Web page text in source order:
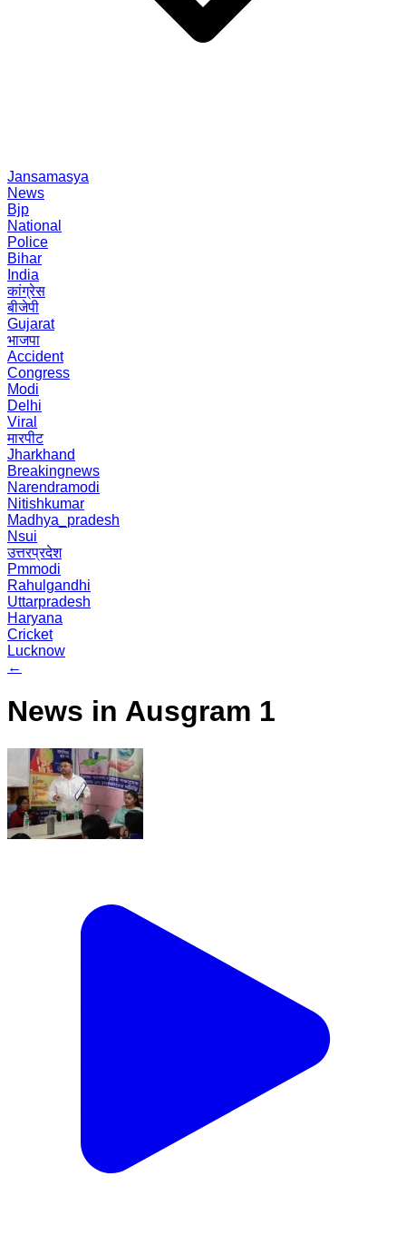
Jansamasya
News
Bjp
National
Police
Bihar
India
कांग्रेस
बीजेपी
Gujarat
भाजपा
Accident
Congress
Modi
Delhi
Viral
मारपीट
Jharkhand
Breakingnews
Narendramodi
Nitishkumar
Madhya_pradesh
Nsui
उत्तरप्रदेश
Pmmodi
Rahulgandhi
Uttarpradesh
Haryana
Cricket
Lucknow
←
News in Ausgram 1